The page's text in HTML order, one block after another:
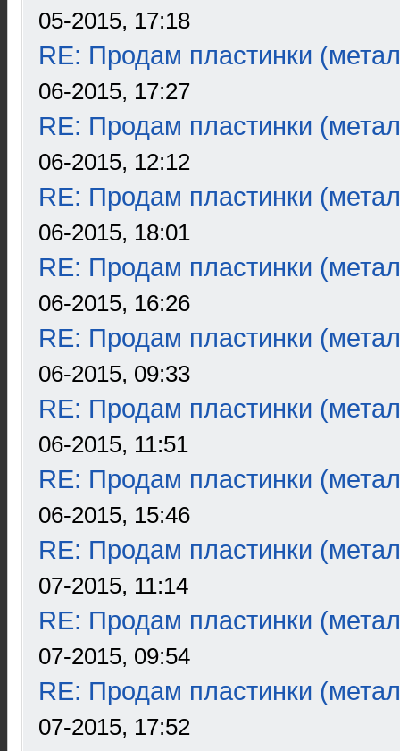
05-2015, 17:18
RE: Продам пластинки
06-2015, 17:27
RE: Продам пластинки
06-2015, 12:12
RE: Продам пластинки
06-2015, 18:01
RE: Продам пластинки
06-2015, 16:26
RE: Продам пластинки
06-2015, 09:33
RE: Продам пластинки
06-2015, 11:51
RE: Продам пластинки
06-2015, 15:46
RE: Продам пластинки
07-2015, 11:14
RE: Продам пластинки
07-2015, 09:54
RE: Продам пластинки
07-2015, 17:52